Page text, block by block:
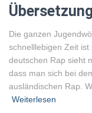
Die ganzen
schnelllebigen Zeit
deutschen Rap sieht
dass man sich bei
ausländischen Rap.
Weiterlesen